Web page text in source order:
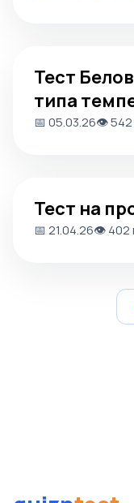
Тест
типа
📅 05.03.26👁️ 542
Тест на
📅 21.04.26👁️ 402